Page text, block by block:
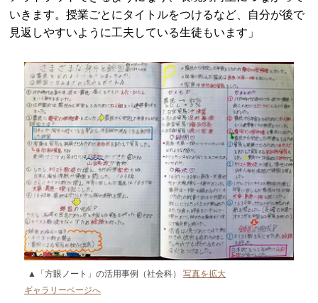
いきます。授業ごとにタイトルをつけるなど、自分が後で
見返しやすいように工夫している生徒もいます」
▲「方眼ノート」の活用事例（社会科） 写真を拡大
ギャラリーページへ